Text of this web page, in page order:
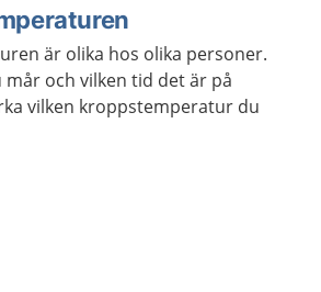
är olika hos olika personer.
och vilken tid det är på
vilken kroppstemperatur du